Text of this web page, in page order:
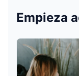
Empieza